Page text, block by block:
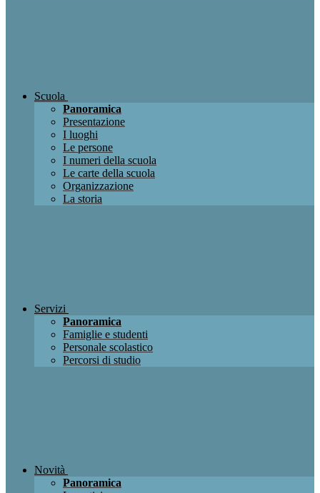
Scuola
Panoramica
Presentazione
I luoghi
Le persone
I numeri della scuola
Le carte della scuola
Organizzazione
La storia
Servizi
Panoramica
Famiglie e studenti
Personale scolastico
Percorsi di studio
Novità
Panoramica